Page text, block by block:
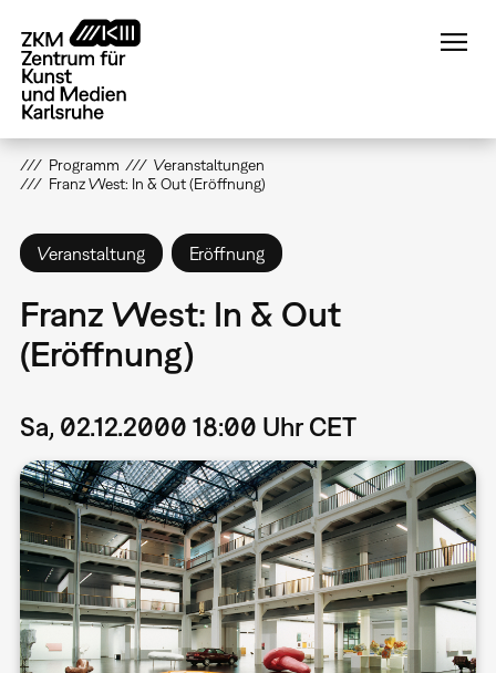
zum
Inhalt
Programm
Veranstaltungen
Franz West: In & Out (Eröffnung)
Veranstaltung Eröffnung
Franz West: In & Out
(Eröffnung)
Sa, 02.12.2000 18:00 Uhr CET